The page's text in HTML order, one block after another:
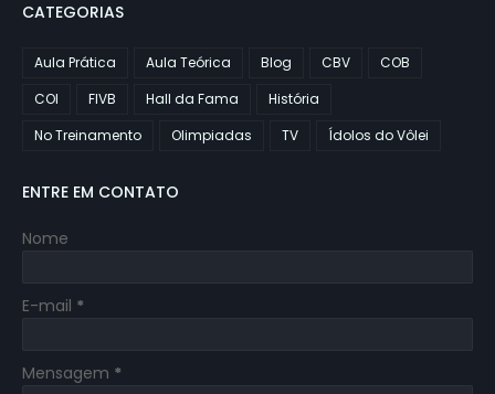
CATEGORIAS
Aula Prática Aula Teórica Blog CBV
COB
COI
FIVB Hall da Fama
História
No Treinamento
Olimpiadas TV Ídolos do Vôlei
ENTRE EM CONTATO
Nome
E-mail *
Mensagem *